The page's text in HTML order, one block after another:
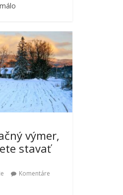
výmer,
stavať
Komentáre